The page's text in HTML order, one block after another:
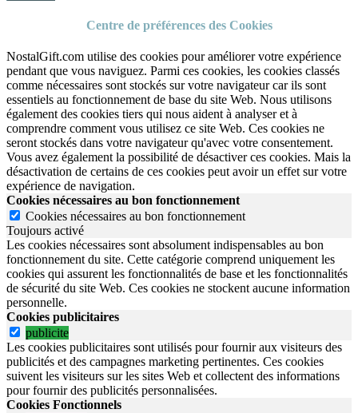
Centre de préférences des Cookies
NostalGift.com utilise des cookies pour améliorer votre expérience
pendant que vous naviguez. Parmi ces cookies, les cookies classés
comme nécessaires sont stockés sur votre navigateur car ils sont
essentiels au fonctionnement de base du site Web. Nous utilisons
également des cookies tiers qui nous aident à analyser et à
comprendre comment vous utilisez ce site Web. Ces cookies ne
seront stockés dans votre navigateur qu'avec votre consentement.
Vous avez également la possibilité de désactiver ces cookies. Mais la
désactivation de certains de ces cookies peut avoir un effet sur votre
expérience de navigation.
Cookies nécessaires au bon fonctionnement
Cookies nécessaires au bon fonctionnement
Toujours activé
Les cookies nécessaires sont absolument indispensables au bon
fonctionnement du site. Cette catégorie comprend uniquement les
cookies qui assurent les fonctionnalités de base et les fonctionnalités
de sécurité du site Web. Ces cookies ne stockent aucune information
personnelle.
Cookies publicitaires
publicite
Les cookies publicitaires sont utilisés pour fournir aux visiteurs des
publicités et des campagnes marketing pertinentes. Ces cookies
suivent les visiteurs sur les sites Web et collectent des informations
pour fournir des publicités personnalisées.
Cookies Fonctionnels